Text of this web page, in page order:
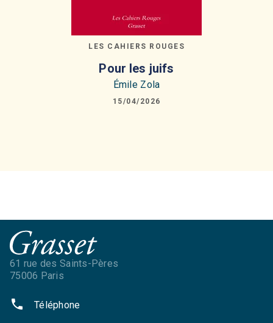
LES CAHIERS ROUGES
Pour les juifs
Émile Zola
15/04/2026
61 rue des Saints-Pères
75006 Paris
phone Téléphone